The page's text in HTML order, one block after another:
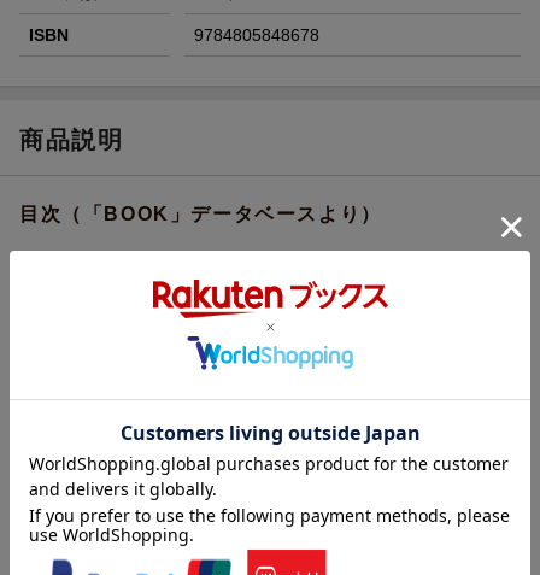
ISBN 9784805848678
商品説明
目次（「BOOK」データベースより）
負担」について／第３章 障害者自立支援法における利用者負担
の問題点／第４章 障害者自立支援法の利用者負担の見直し／第
５章 介護サービスその他の利用者負担との比較／終章 福祉サ
ービス利用者負担の歴史的発展法則／巻末資料 『社会福祉サー
ビスの“受益者負担”をめぐる問題構造』
著者情報（「BOOK」データベースより）
京極高宣（キョウゴクタカノブ）
１９７５年東京大学大学院経済学研究科博士課程（理論経済学専
攻）修了。職歴：１９９５年日本社会事業大学学長（〜２００５